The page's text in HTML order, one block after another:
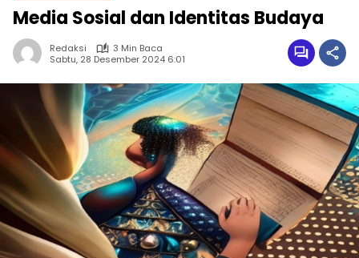
Media Sosial dan Identitas Budaya
Redaksi
3 Min Baca
Sabtu, 28 Desember 2024 6:01